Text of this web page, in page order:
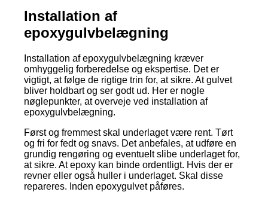
Installation af
epoxygulvbelægning
Installation af epoxygulvbelægning kræver
omhyggelig forberedelse og ekspertise. Det er
vigtigt, at følge de rigtige trin for, at sikre. At gulvet
bliver holdbart og ser godt ud. Her er nogle
nøglepunkter, at overveje ved installation af
epoxygulvbelægning.
Først og fremmest skal underlaget være rent. Tørt
og fri for fedt og snavs. Det anbefales, at udføre en
grundig rengøring og eventuelt slibe underlaget for,
at sikre. At epoxy kan binde ordentligt. Hvis der er
revner eller også huller i underlaget. Skal disse
repareres. Inden epoxygulvet påføres.